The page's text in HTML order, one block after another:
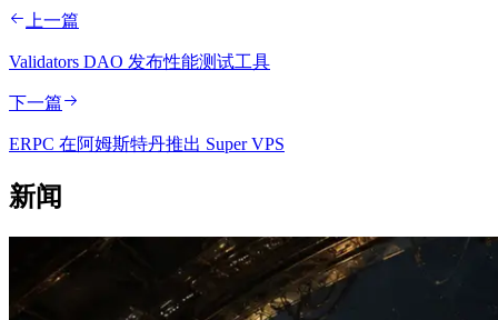
上一篇
Validators DAO 发布性能测试工具
下一篇
ERPC 在阿姆斯特丹推出 Super VPS
新闻